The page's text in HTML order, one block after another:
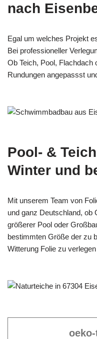
nach
Egal um welches Projekt
Bei professioneller
Ob Teich, Pool,
Rundungen angepassst
Pool- &
Winter und
Mit unserem Team von
und ganz Deutschland, ob
größerer Pool oder
bestimmten Größe der zu
Witterung Folie zu